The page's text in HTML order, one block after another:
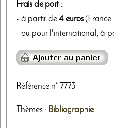
Frais de port :
- à partir de 4 euros (France
- ou pour l'international, à
Référence n° 7773
Thèmes : Bibliographie